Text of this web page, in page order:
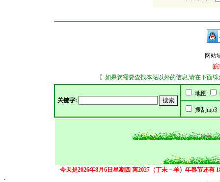
网站
皖
〖如果您需要查找本站以外的信息,请在下面综合搜索
关键字:
地图
搜刮mp3
今天是2026年8月6日星期四 离2027（丁未－羊）年春节还有
.